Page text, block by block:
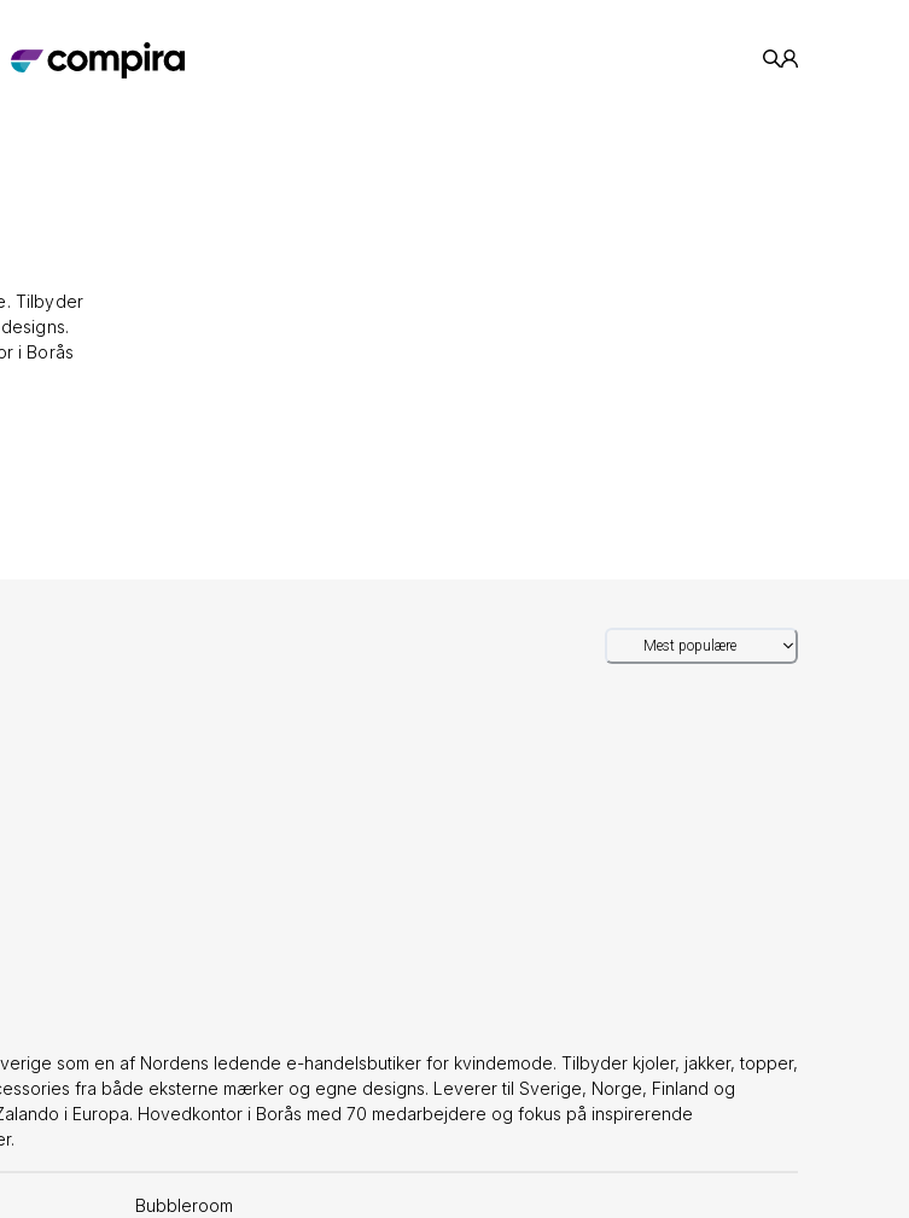
Tilbyder
i Borås
Mest populære
som en af Nordens ledende e-handelsbutiker for kvindemode. Tilbyder kjoler, jakker, topper,
fra både eksterne mærker og egne designs. Leverer til Sverige, Norge, Finland og
i Europa. Hovedkontor i Borås med 70 medarbejdere og fokus på inspirerende
Bubbleroom